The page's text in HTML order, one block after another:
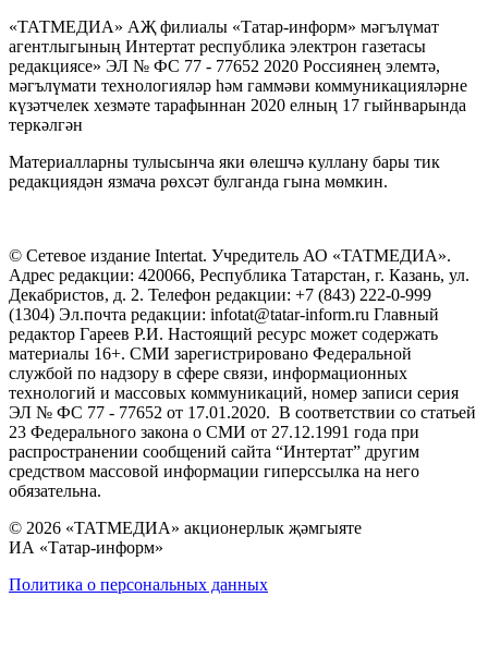
«ТАТМЕДИА» АҖ филиалы «Татар-информ» мәгълүмат
агентлыгының Интертат республика электрон газетасы
редакциясе» ЭЛ № ФС 77 - 77652 2020 Россиянең элемтә,
мәгълүмати технологияләр һәм гаммәви коммуникацияләрне
күзәтчелек хезмәте тарафыннан 2020 елның 17 гыйнварында
теркәлгән
Материалларны тулысынча яки өлешчә куллану бары тик
редакциядән язмача рөхсәт булганда гына мөмкин.
© Сетевое издание Intertat. Учредитель АО «ТАТМЕДИА».
Адрес редакции: 420066, Республика Татарстан, г. Казань, ул.
Декабристов, д. 2. Телефон редакции: +7 (843) 222-0-999
(1304) Эл.почта редакции: infotat@tatar-inform.ru Главный
редактор Гареев Р.И. Настоящий ресурс может содержать
материалы 16+. СМИ зарегистрировано Федеральной
службой по надзору в сфере связи, информационных
технологий и массовых коммуникаций, номер записи серия
ЭЛ № ФС 77 - 77652 от 17.01.2020. В соответствии со статьей
23 Федерального закона о СМИ от 27.12.1991 года при
распространении сообщений сайта “Интертат” другим
средством массовой информации гиперссылка на него
обязательна.
© 2026 «ТАТМЕДИА» акционерлык җәмгыяте
ИА «Татар-информ»
Политика о персональных данных